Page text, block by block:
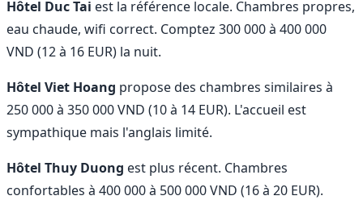
Hôtel Duc Tai est la référence locale. Chambres propres,
eau chaude, wifi correct. Comptez 300 000 à 400 000
VND (12 à 16 EUR) la nuit.
Hôtel Viet Hoang propose des chambres similaires à
250 000 à 350 000 VND (10 à 14 EUR). L'accueil est
sympathique mais l'anglais limité.
Hôtel Thuy Duong est plus récent. Chambres
confortables à 400 000 à 500 000 VND (16 à 20 EUR).